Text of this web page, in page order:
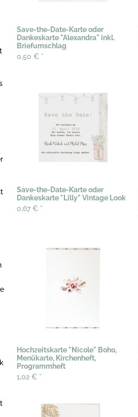
Save-the-Date-Karte oder
Dankeskarte "Alexandra" inkl.
Briefumschlag
0,50 € *
Save-the-Date-Karte oder
Dankeskarte "Lilly" Vintage Look
0,67 € *
Hochzeitskarte "Nicole" Boho,
Menükarte, Kirchenheft,
Programmheft
1,02 € *